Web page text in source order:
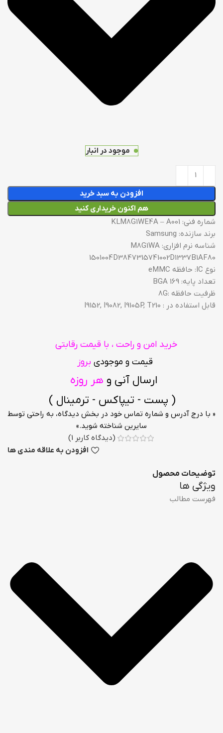
موجود در انبار
افزودن به سبد خرید
هم اکنون خریداری کنید
شماره فنی: KLM8G1WE4A – A001
برند سازنده: Samsung
شناسه نرم افزاری: M8G1WA
1501004D3847315741002D1337B1AF80
نوع IC: حافظه eMMC
تعداد پایه: BGA 169
ظرفیت حافظه :8G
قابل استفاده در : I9152, I9082, I9105P, T210
خرید امن و راحت ، با قیمت رقابتی
قیمت و موجودی بروز
ارسال آنی و هر روزه
( پست - تیپاکس - ترمینال )
« با درج آدرس و شماره تماس خود در بخش دیدگاه، به راحتی توسط
سایرین شناخته شوید.»
(دیدگاه کاربر 1
)
افزودن به علاقه مندی ها
توضیحات محصول
ویژگی ها
فهرست مطالب